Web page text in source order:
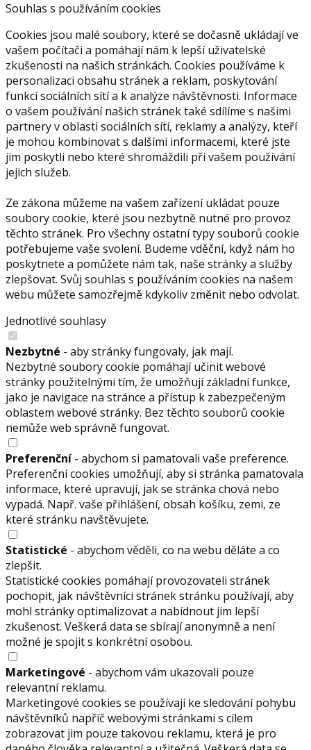
Souhlas s používáním cookies
Cookies jsou malé soubory, které se dočasně ukládají ve
vašem počítači a pomáhají nám k lepší uživatelské
zkušenosti na našich stránkách. Cookies používáme k
personalizaci obsahu stránek a reklam, poskytování
funkcí sociálních sítí a k analýze návštěvnosti. Informace
o vašem používání našich stránek také sdílíme s našimi
partnery v oblasti sociálních sítí, reklamy a analýzy, kteří
je mohou kombinovat s dalšími informacemi, které jste
jim poskytli nebo které shromáždili při vašem používání
jejich služeb.
Ze zákona můžeme na vašem zařízení ukládat pouze
soubory cookie, které jsou nezbytně nutné pro provoz
těchto stránek. Pro všechny ostatní typy souborů cookie
potřebujeme vaše svolení. Budeme vděční, když nám ho
poskytnete a pomůžete nám tak, naše stránky a služby
zlepšovat. Svůj souhlas s používáním cookies na našem
webu můžete samozřejmě kdykoliv změnit nebo odvolat.
Jednotlivé souhlasy
Nezbytné - aby stránky fungovaly, jak mají.
Nezbytné soubory cookie pomáhají učinit webové
stránky použitelnými tím, že umožňují základní funkce,
jako je navigace na stránce a přístup k zabezpečeným
oblastem webové stránky. Bez těchto souborů cookie
nemůže web správně fungovat.
Preferenční - abychom si pamatovali vaše preference.
Preferenční cookies umožňují, aby si stránka pamatovala
informace, které upravují, jak se stránka chová nebo
vypadá. Např. vaše přihlášení, obsah košíku, zemi, ze
které stránku navštěvujete.
Statistické - abychom věděli, co na webu děláte a co
zlepšit.
Statistické cookies pomáhají provozovateli stránek
pochopit, jak návštěvníci stránek stránku používají, aby
mohl stránky optimalizovat a nabídnout jim lepší
zkušenost. Veškerá data se sbírají anonymně a není
možné je spojit s konkrétní osobou.
Marketingové - abychom vám ukazovali pouze
relevantní reklamu.
Marketingové cookies se používají ke sledování pohybu
návštěvníků napříč webovými stránkami s cílem
zobrazovat jim pouze takovou reklamu, která je pro